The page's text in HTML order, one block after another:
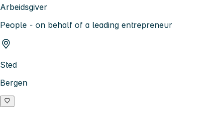
Arbeidsgiver
People - on behalf of a leading entrepreneur
Sted
Bergen